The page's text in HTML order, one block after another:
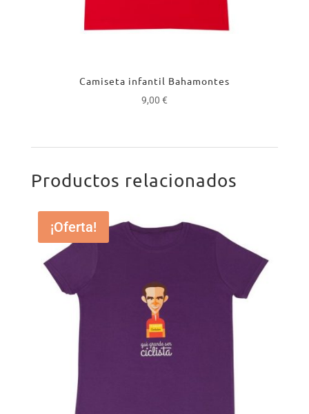
Camiseta infantil Bahamontes
9,00 €
Productos relacionados
¡Oferta!